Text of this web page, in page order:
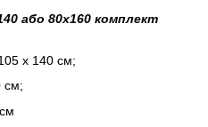
або 80х160 комплект
х 140 см;
см;